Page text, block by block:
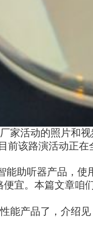
家活动的照片和
前该路演活动正
能助听器产品，
宜。本篇文章
能产品了，介绍见